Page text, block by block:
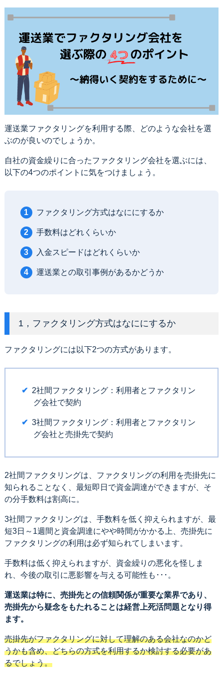
運送業ファクタリングを利用する際、どのような会社を選
ぶのが良いのでしょうか。
自社の資金繰りに合ったファクタリング会社を選ぶには、
以下の4つのポイントに気をつけましょう。
ファクタリング方式はなににするか
手数料はどれくらいか
入金スピードはどれくらいか
運送業との取引事例があるかどうか
1，ファクタリング方式はなににするか
ファクタリングには以下2つの方式があります。
2社間ファクタリング：利用者とファクタリン
グ会社で契約
3社間ファクタリング：利用者とファクタリン
グ会社と売掛先で契約
2社間ファクタリングは、ファクタリングの利用を売掛先に
知られることなく、最短即日で資金調達ができますが、そ
の分手数料は割高に。
3社間ファクタリングは、手数料を低く抑えられますが、最
短3日～1週間と資金調達にやや時間がかかる上、売掛先に
ファクタリングの利用は必ず知られてしまいます。
手数料は低く抑えられますが、資金繰りの悪化を怪しま
れ、今後の取引に悪影響を与える可能性も･･･。
運送業は特に、売掛先との信頼関係が重要な業界であり、
売掛先から疑念をもたれることは経営上死活問題となり得
ます。
売掛先がファクタリングに対して理解のある会社なのかど
うかも含め、どちらの方式を利用するか検討する必要があ
るでしょう。